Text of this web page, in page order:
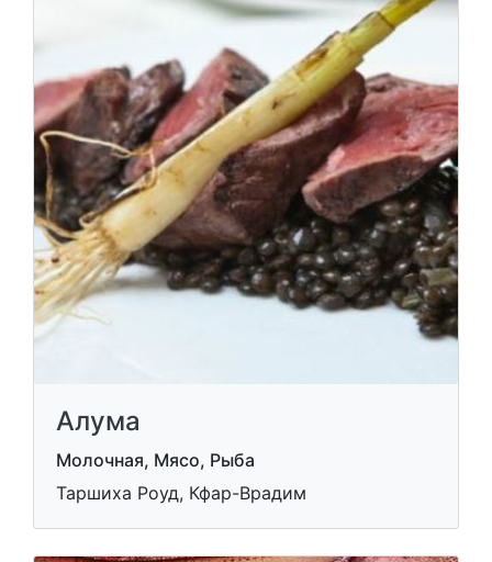
Алума
Молочная, Мясо, Рыба
Таршиха Роуд, Кфар-Врадим